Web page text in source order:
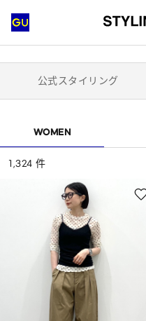
公式スタイリング
WOMEN
1,324 件